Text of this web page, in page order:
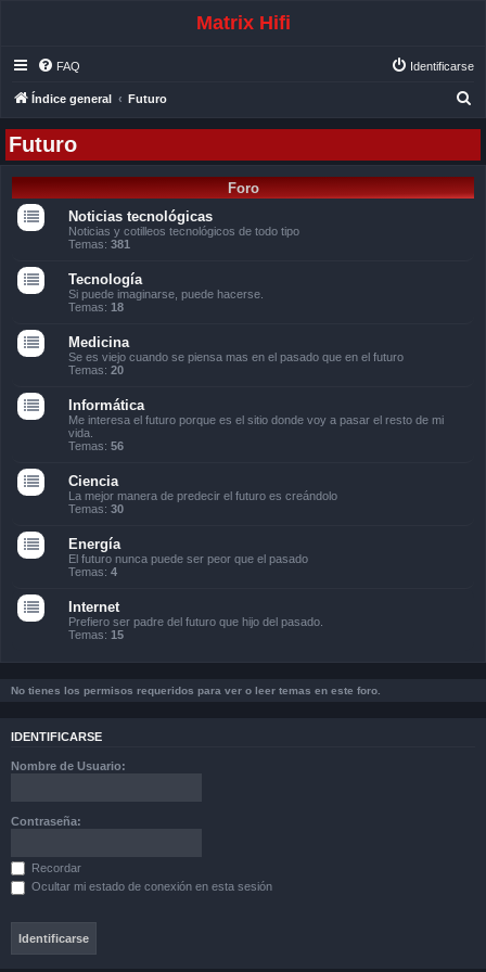
Matrix Hifi
FAQ Identificarse
Índice general Futuro
c
a
Futuro
Foro
Noticias tecnológicas
Noticias y cotilleos tecnológicos de todo tipo
Temas: 381
Tecnología
Si puede imaginarse, puede hacerse.
Temas: 18
Medicina
Se es viejo cuando se piensa mas en el pasado que en el futuro
Temas: 20
Informática
Me interesa el futuro porque es el sitio donde voy a pasar el resto de mi
vida.
Temas: 56
Ciencia
La mejor manera de predecir el futuro es creándolo
Temas: 30
Energía
El futuro nunca puede ser peor que el pasado
Temas: 4
Internet
Prefiero ser padre del futuro que hijo del pasado.
Temas: 15
No tienes los permisos requeridos para ver o leer temas en este foro.
IDENTIFICARSE
Nombre de Usuario:
Contraseña:
Recordar
Ocultar mi estado de conexión en esta sesión